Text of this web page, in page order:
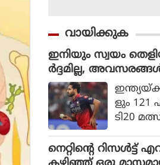
വായിക്കുക
ഇനിയും സ്വയം
ർദ്ദമില്ല,
ന്തോഷം അത്രമാത്രം
കുമാർ
ളും 121
ടി20
നെറ്റിൻ്റെ റിസൾട്ട്